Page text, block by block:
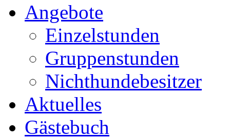
Angebote
Einzelstunden
Gruppenstunden
Nichthundebesitzer
Aktuelles
Gästebuch